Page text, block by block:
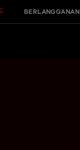
BERLANGGANAN